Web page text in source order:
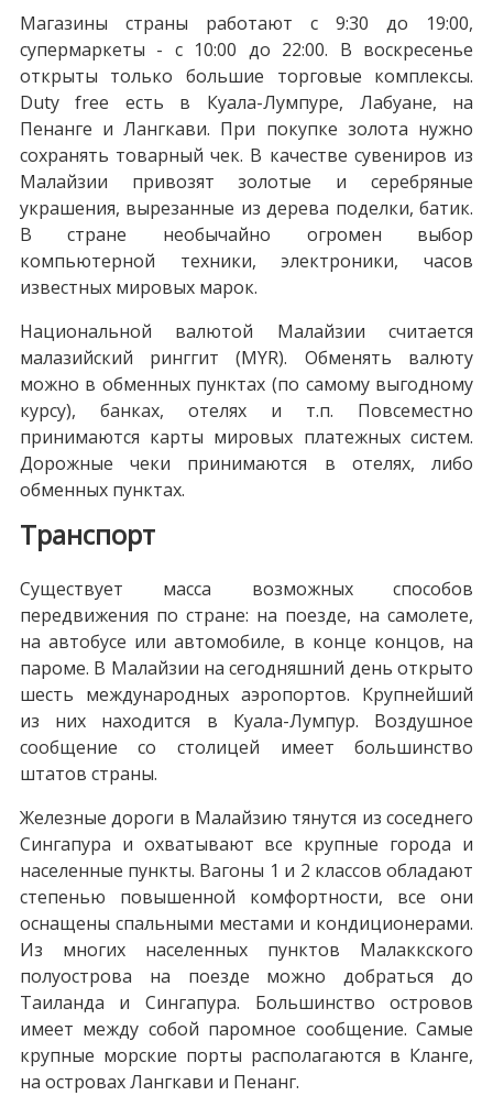
Магазины страны работают с 9:30 до 19:00,
супермаркеты - с 10:00 до 22:00. В воскресенье
открыты только большие торговые комплексы.
Duty free есть в Куала-Лумпуре, Лабуане, на
Пенанге и Лангкави. При покупке золота нужно
сохранять товарный чек. В качестве сувениров из
Малайзии привозят золотые и серебряные
украшения, вырезанные из дерева поделки, батик.
В стране необычайно огромен выбор
компьютерной техники, электроники, часов
известных мировых марок.
Национальной валютой Малайзии считается
малазийский ринггит (MYR). Обменять валюту
можно в обменных пунктах (по самому выгодному
курсу), банках, отелях и т.п. Повсеместно
принимаются карты мировых платежных систем.
Дорожные чеки принимаются в отелях, либо
обменных пунктах.
Транспорт
Существует масса возможных способов
передвижения по стране: на поезде, на самолете,
на автобусе или автомобиле, в конце концов, на
пароме. В Малайзии на сегодняшний день открыто
шесть международных аэропортов. Крупнейший
из них находится в Куала-Лумпур. Воздушное
сообщение со столицей имеет большинство
штатов страны.
Железные дороги в Малайзию тянутся из соседнего
Сингапура и охватывают все крупные города и
населенные пункты. Вагоны 1 и 2 классов обладают
степенью повышенной комфортности, все они
оснащены спальными местами и кондиционерами.
Из многих населенных пунктов Малаккского
полуострова на поезде можно добраться до
Таиланда и Сингапура. Большинство островов
имеет между собой паромное сообщение. Самые
крупные морские порты располагаются в Кланге,
на островах Лангкави и Пенанг.